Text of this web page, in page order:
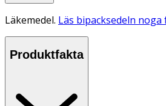
Läkemedel. Läs bipacksedeln
Produktfakta